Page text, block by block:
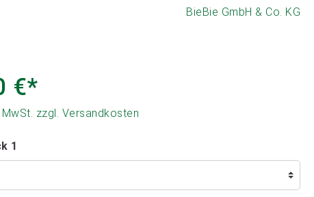
BieBie GmbH & Co. KG
€*
zzgl. Versandkosten
1